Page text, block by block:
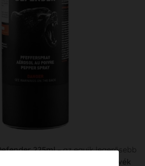
225ml– az egyik legerősebb